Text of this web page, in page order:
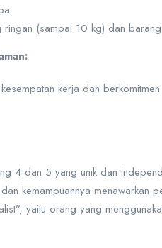
(sampai 10 kg) dan
kerja dan
4 dan 5 yang unik dan
kemampuannya menawarkan
yaitu orang yang